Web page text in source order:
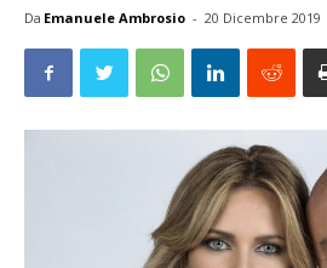
Da Emanuele Ambrosio - 20 Dicembre 2019